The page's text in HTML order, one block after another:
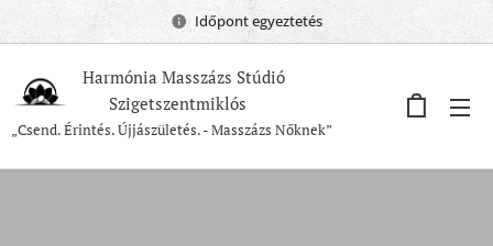
Időpont egyeztetés
Harmónia Masszázs Stúdió
Szigetszentmiklós
„Csend. Érintés. Újjászületés. - Masszázs Nőknek”